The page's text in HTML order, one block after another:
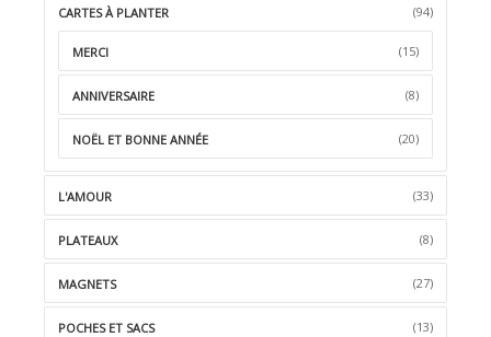
CARTES À PLANTER (94)
MERCI (15)
ANNIVERSAIRE (8)
NOËL ET BONNE ANNÉE (20)
L'AMOUR (33)
PLATEAUX (8)
MAGNETS (27)
POCHES ET SACS (13)